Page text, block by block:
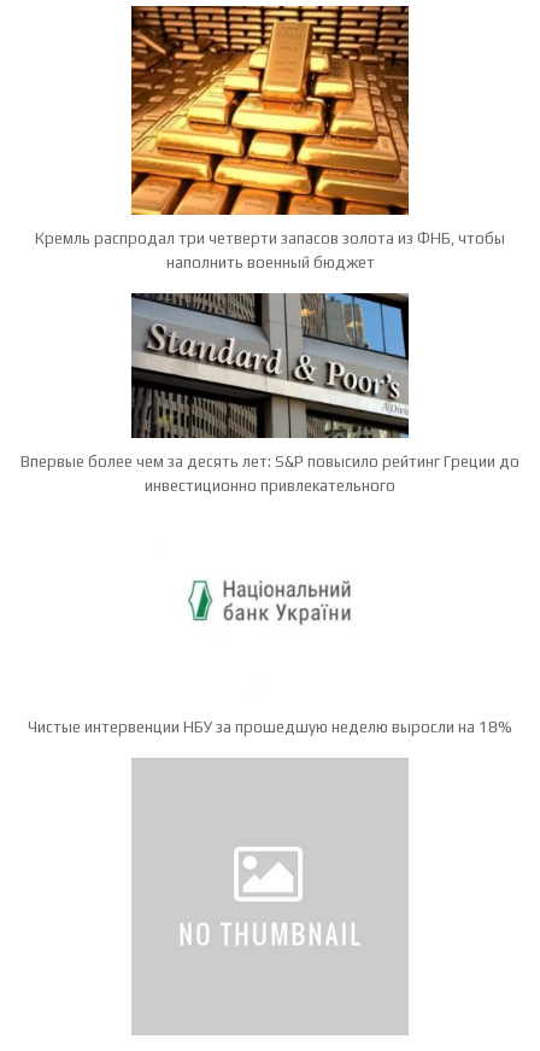
Кремль распродал три четверти запасов золота из ФНБ, чтобы
наполнить военный бюджет
Впервые более чем за десять лет: S&P повысило рейтинг Греции до
инвестиционно привлекательного
Чистые интервенции НБУ за прошедшую неделю выросли на 18%